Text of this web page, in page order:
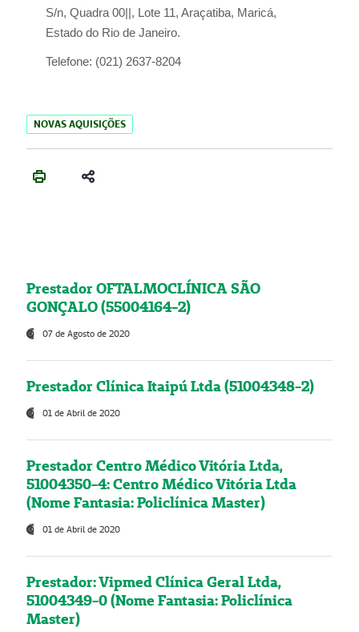
S/n, Quadra 00||, Lote 11, Araçatiba, Maricá,
Estado do Rio de Janeiro.
Telefone: (021) 2637-8204
NOVAS AQUISIÇÕES
Prestador OFTALMOCLÍNICA SÃO
GONÇALO (55004164-2)
07 de Agosto de 2020
Prestador Clínica Itaipú Ltda (51004348-2)
01 de Abril de 2020
Prestador Centro Médico Vitória Ltda,
51004350-4: Centro Médico Vitória Ltda
(Nome Fantasia: Policlínica Master)
01 de Abril de 2020
Prestador: Vipmed Clínica Geral Ltda,
51004349-0 (Nome Fantasia: Policlínica
Master)